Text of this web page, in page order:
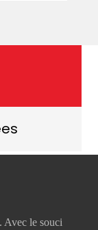
. Avec le souci